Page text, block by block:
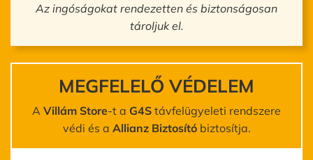
Az ingóságokat rendezetten és biztonságosan
tároljuk el.
MEGFELELŐ VÉDELEM
A Villám Store-t a G4S távfelügyeleti rendszere
védi és a Allianz Biztosítóbiztosítja.